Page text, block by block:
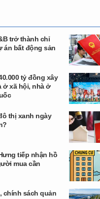
trở thành chỉ
án bất động sản
tỷ đồng xây
ở xã hội, nhà ở
thị xanh ngày
tiếp nhận hồ
mua cần
chính sách quản